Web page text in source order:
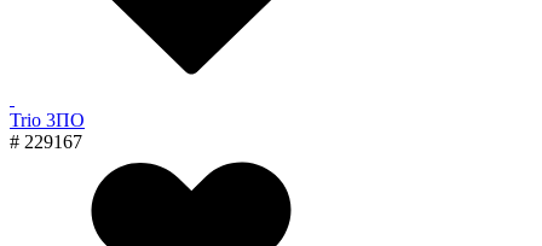
Trio 3ПО
# 229167